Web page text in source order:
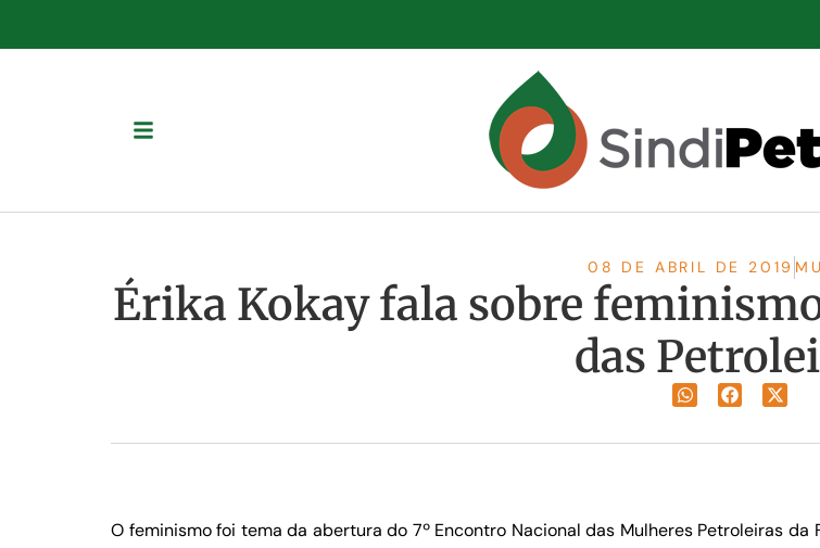
08 DE ABRIL DE 2019
Érika Kokay fala sobre
das
O feminismo foi tema da abertura do 7º Encontro Nacional das Mulheres Petroleiras